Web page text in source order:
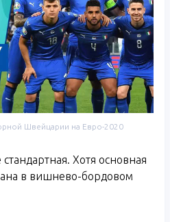
Швейцарии на Евро-2020
Хотя основная
в вишнево-бордовом